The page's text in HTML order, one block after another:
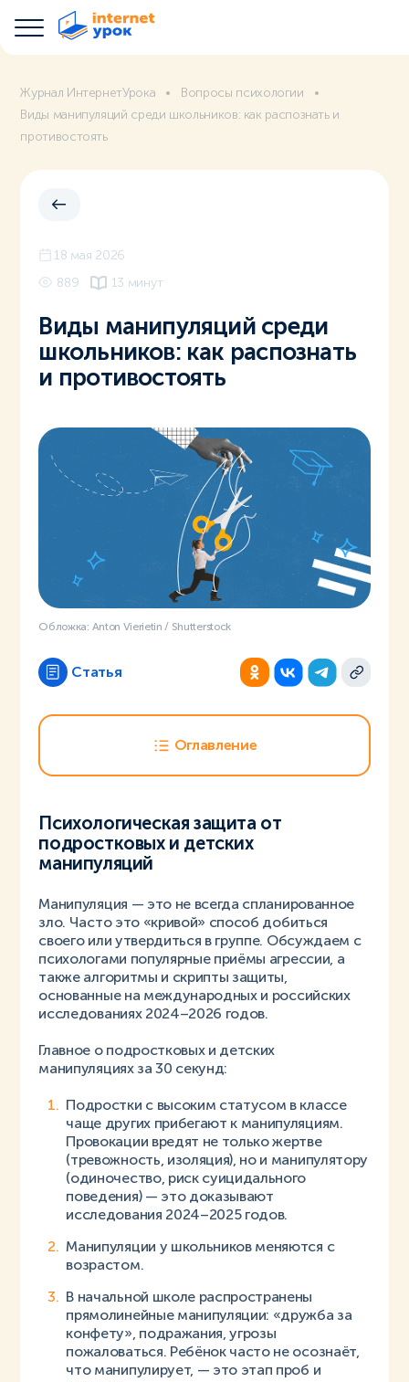
Журнал ИнтернетУрока
Вопросы психологии
Виды манипуляций среди школьников: как распознать и
противостоять
18 мая 2026
889
13 минут
Виды манипуляций среди
школьников: как распознать
и противостоять
Обложка: Anton Vierietin / Shutterstock
Статья
Оглавление
Психологическая защита от
подростковых и детских
манипуляций
Манипуляция — это не всегда спланированное
зло. Часто это «кривой» способ добиться
своего или утвердиться в группе. Обсуждаем с
психологами популярные приёмы агрессии, а
также алгоритмы и скрипты защиты,
основанные на международных и российских
исследованиях 2024–2026 годов.
Главное о подростковых и детских
манипуляциях за 30 секунд:
Подростки с высоким статусом в классе
чаще других прибегают к манипуляциям.
Провокации вредят не только жертве
(тревожность, изоляция), но и манипулятору
(одиночество, риск суицидального
поведения) — это доказывают
исследования 2024–2025 годов.
Манипуляции у школьников меняются с
возрастом.
В начальной школе распространены
прямолинейные манипуляции: «дружба за
конфету», подражания, угрозы
пожаловаться. Ребёнок часто не осознаёт,
что манипулирует, — это этап проб и